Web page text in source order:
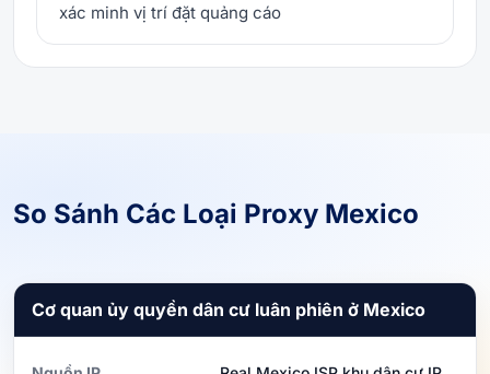
xác minh vị trí đặt quảng cáo
So Sánh Các Loại Proxy Mexico
Cơ quan ủy quyền dân cư luân phiên ở Mexico